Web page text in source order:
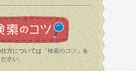
方については「 検索のコツ 」を
さい。